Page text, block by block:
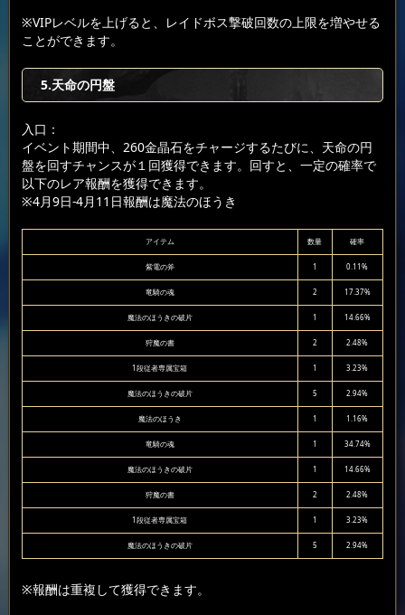
※VIPレベルを上げると、レイドボス撃破回数の上限を増やせる
ことができます。
5.天命の円盤
入口：
イベント期間中、260金晶石をチャージするたびに、天命の円
盤を回すチャンスが１回獲得できます。回すと、一定の確率で
以下のレア報酬を獲得できます。
※4月9日-4月11日報酬は魔法のほうき
アイテム 数量 確率
紫電の斧 1 0.11%
竜騎の魂 2 17.37%
魔法のほうきの破片 1 14.66%
狩魔の書 2 2.48%
1段従者専属宝箱 1 3.23%
魔法のほうきの破片 5 2.94%
魔法のほうき 1 1.16%
竜騎の魂 1 34.74%
魔法のほうきの破片 1 14.66%
狩魔の書 2 2.48%
1段従者専属宝箱 1 3.23%
魔法のほうきの破片 5 2.94%
※報酬は重複して獲得できます。